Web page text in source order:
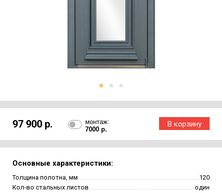
97 900 р.
монтаж:
7000 р.
Основные характеристики:
Толщина полотна, мм
120
Кол-во стальных листов
один